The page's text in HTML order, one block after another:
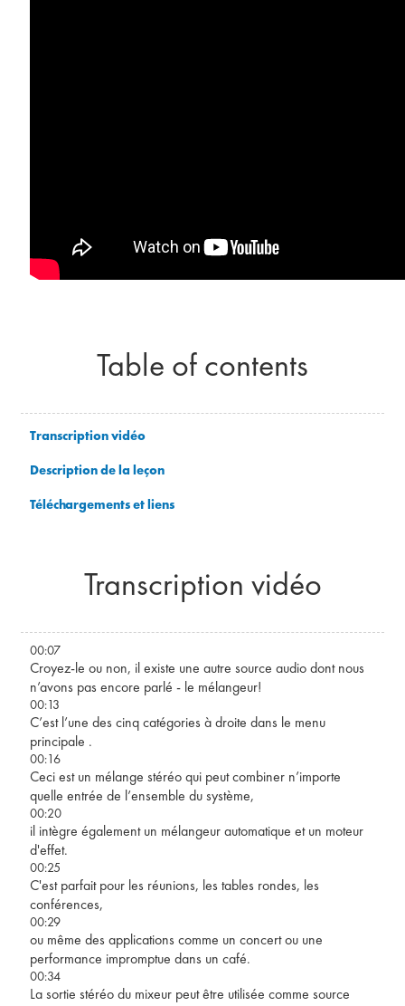
Table of contents
Transcription vidéo
Description de la leçon
Téléchargements et liens
Transcription vidéo
00:07
Croyez-le ou non, il existe une autre source audio dont nous
n’avons pas encore parlé - le mélangeur!
00:13
C’est l’une des cinq catégories à droite dans le menu
principale .
00:16
Ceci est un mélange stéréo qui peut combiner n’importe
quelle entrée de l’ensemble du système,
00:20
il intègre également un mélangeur automatique et un moteur
d'effet.
00:25
C'est parfait pour les réunions, les tables rondes, les
conférences,
00:29
ou même des applications comme un concert ou une
performance impromptue dans un café.
00:34
La sortie stéréo du mixeur peut être utilisée comme source